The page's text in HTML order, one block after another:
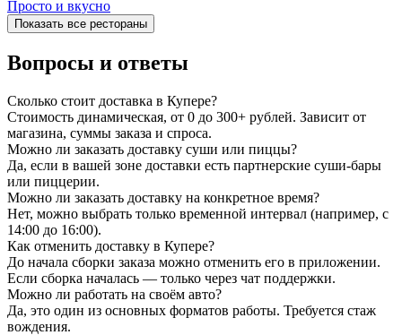
Просто и вкусно
Показать все рестораны
Вопросы и ответы
Сколько стоит доставка в Купере?
Стоимость динамическая, от 0 до 300+ рублей. Зависит от
магазина, суммы заказа и спроса.
Можно ли заказать доставку суши или пиццы?
Да, если в вашей зоне доставки есть партнерские суши-бары
или пиццерии.
Можно ли заказать доставку на конкретное время?
Нет, можно выбрать только временной интервал (например, с
14:00 до 16:00).
Как отменить доставку в Купере?
До начала сборки заказа можно отменить его в приложении.
Если сборка началась — только через чат поддержки.
Можно ли работать на своём авто?
Да, это один из основных форматов работы. Требуется стаж
вождения.